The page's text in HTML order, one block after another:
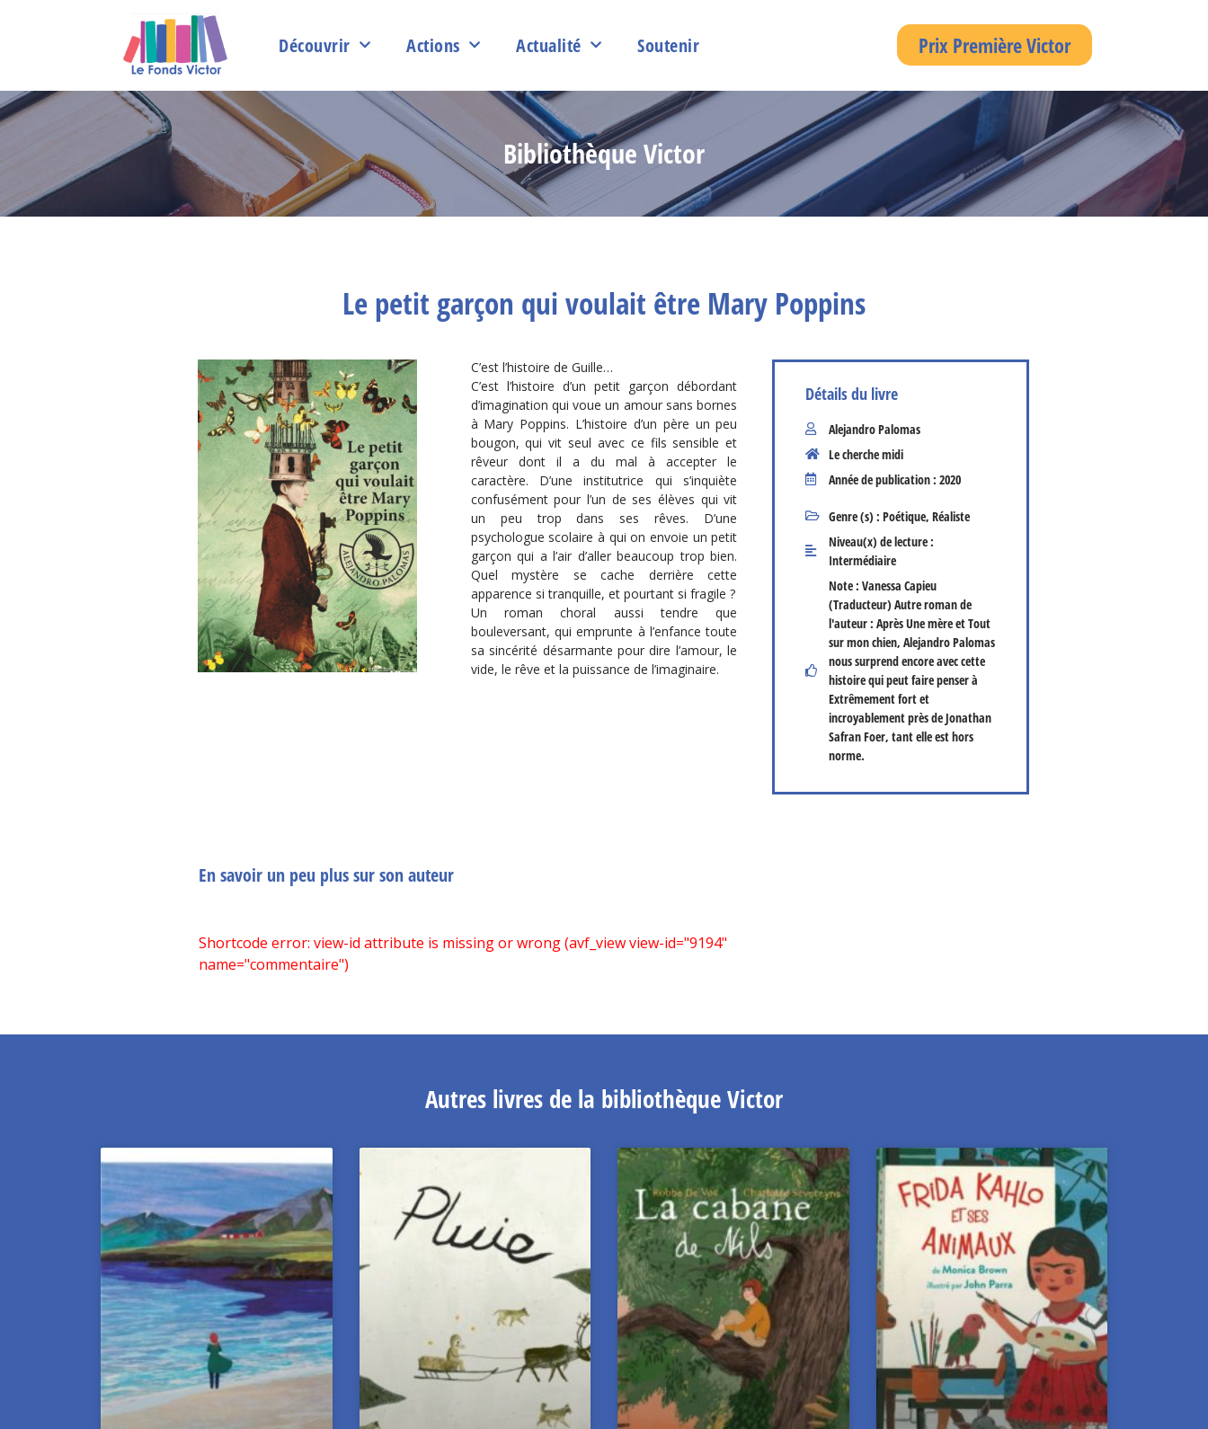
Découvrir Actions Actualité Soutenir Prix Première Victor
Bibliothèque Victor
Le petit garçon qui voulait être Mary Poppins
C’est l’histoire de Guille…
C’est l’histoire d’un petit garçon débordant
d’imagination qui voue un amour sans bornes
à Mary Poppins. L’histoire d’un père un peu
bougon, qui vit seul avec ce fils sensible et
rêveur dont il a du mal à accepter le
caractère. D’une institutrice qui s’inquiète
confusément pour l’un de ses élèves qui vit
un peu trop dans ses rêves. D’une
psychologue scolaire à qui on envoie un petit
garçon qui a l’air d’aller beaucoup trop bien.
Quel mystère se cache derrière cette
apparence si tranquille, et pourtant si fragile ?
Un roman choral aussi tendre que
bouleversant, qui emprunte à l’enfance toute
sa sincérité désarmante pour dire l’amour, le
vide, le rêve et la puissance de l’imaginaire.
Détails du livre
Alejandro Palomas
Le cherche midi
Année de publication : 2020
Genre (s) :Poétique,Réaliste
Niveau(x) de lecture :
Intermédiaire
Note : Vanessa Capieu
(Traducteur) Autre roman de
l'auteur : Après Une mère et Tout
sur mon chien, Alejandro Palomas
nous surprend encore avec cette
histoire qui peut faire penser à
Extrêmement fort et
incroyablement près de Jonathan
Safran Foer, tant elle est hors
norme.
En savoir un peu plus sur son auteur
Shortcode error: view-id attribute is missing or wrong (avf_view view-id="9194"
name="commentaire")
Autres livres de la bibliothèque Victor